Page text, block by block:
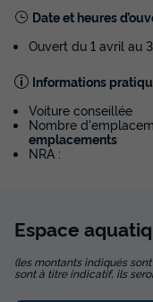
Date et heures
Ouvert du 1 avril au
Informations
Voiture conseillée
Nombre
emplacements
NRA :
Espace
(les montants indiqués
sont à titre indicatif, ils